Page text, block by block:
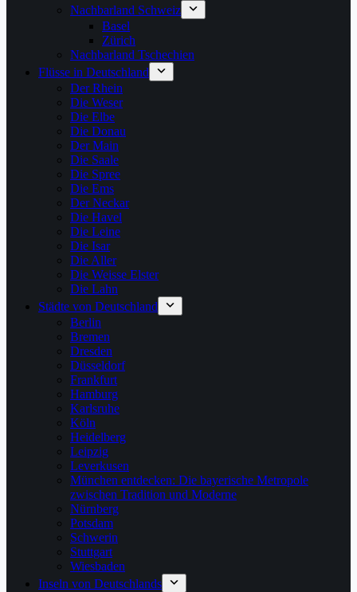
Nachbarland Schweiz
Basel
Zürich
Nachbarland Tschechien
Flüsse in Deutschland
Der Rhein
Die Weser
Die Elbe
Die Donau
Der Main
Die Saale
Die Spree
Die Ems
Der Neckar
Die Havel
Die Leine
Die Isar
Die Aller
Die Weisse Elster
Die Lahn
Städte von Deutschland
Berlin
Bremen
Dresden
Düsseldorf
Frankfurt
Hamburg
Karlsruhe
Köln
Heidelberg
Leipzig
Leverkusen
München entdecken: Die bayerische Metropole
zwischen Tradition und Moderne
Nürnberg
Potsdam
Schwerin
Stuttgart
Wiesbaden
Inseln von Deutschlands